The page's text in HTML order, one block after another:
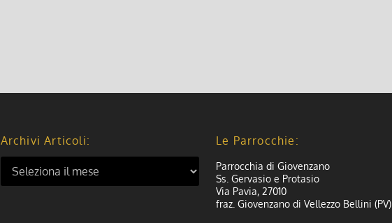
Archivi Articoli: Le Parrocchie:
Parrocchia di Giovenzano
Ss. Gervasio e Protasio
Via Pavia, 27010
fraz. Giovenzano di Vellezzo Bellini (PV)